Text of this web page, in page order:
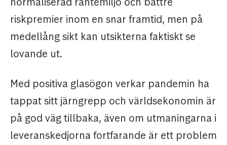
riskpremier inom en snar framtid, men på
medellång sikt kan utsikterna faktiskt se
lovande ut.
Med positiva glasögon verkar pandemin ha
tappat sitt järngrepp och världsekonomin är
på god väg tillbaka, även om utmaningarna i
leveranskedjorna fortfarande är ett problem